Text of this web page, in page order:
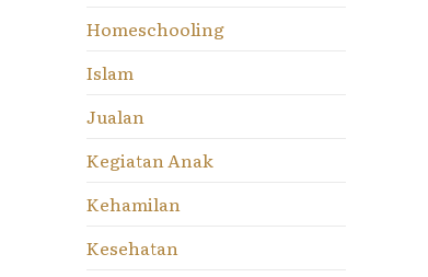
Homeschooling
Islam
Jualan
Kegiatan Anak
Kehamilan
Kesehatan